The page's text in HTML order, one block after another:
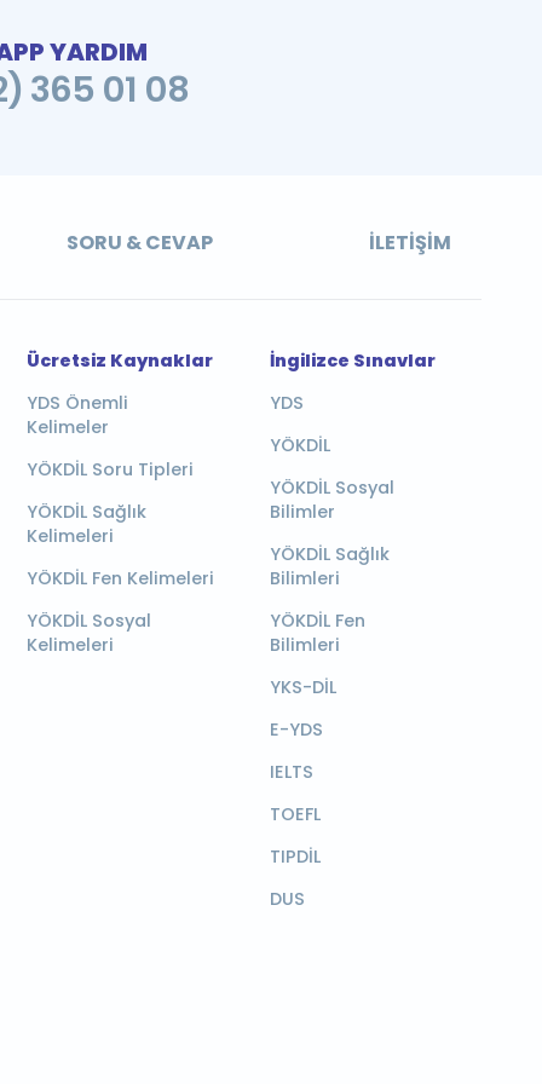
YARDIM
365 01 08
SORU & CEVAP İLETIŞIM
Ücretsiz Kaynaklar
YDS Önemli
Kelimeler
YÖKDİL Soru Tipleri
YÖKDİL Sağlık
Kelimeleri
YÖKDİL Fen Kelimeleri
YÖKDİL Sosyal
Kelimeleri
İngilizce Sınavlar
YDS
YÖKDİL
YÖKDİL Sosyal
Bilimler
YÖKDİL Sağlık
Bilimleri
YÖKDİL Fen
Bilimleri
YKS-DİL
E-YDS
IELTS
TOEFL
TIPDİL
DUS